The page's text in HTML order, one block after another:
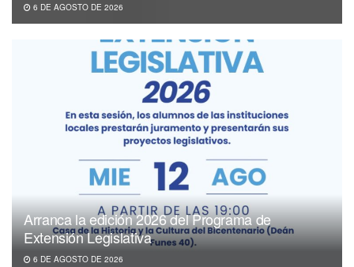
6 DE AGOSTO DE 2026
Arranca la edición 2026 del Programa de
Extensión Legislativa
6 DE AGOSTO DE 2026